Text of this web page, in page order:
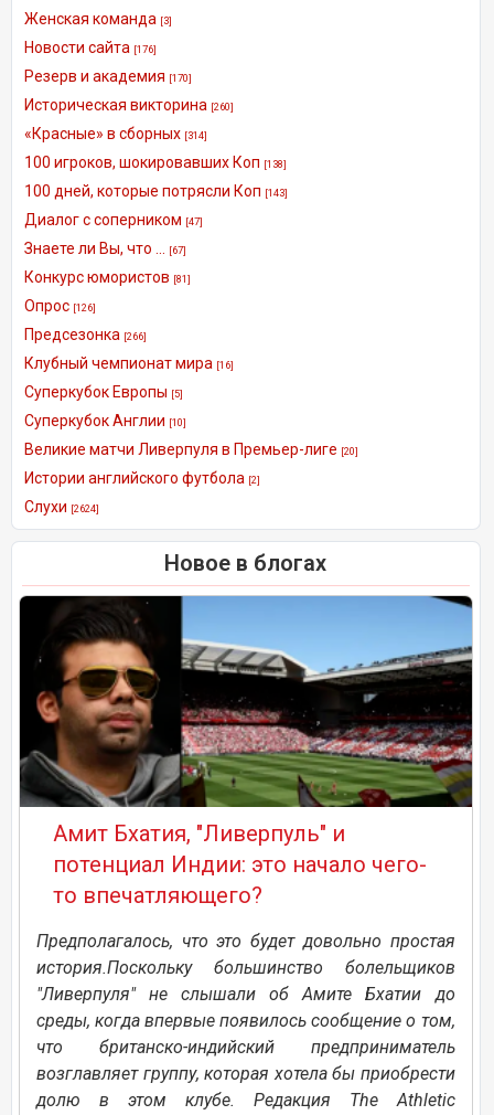
Женская команда [3]
Новости сайта [176]
Резерв и академия [170]
Историческая викторина [260]
«Красные» в сборных [314]
100 игроков, шокировавших Коп [138]
100 дней, которые потрясли Коп [143]
Диалог с соперником [47]
Знаете ли Вы, что ... [67]
Конкурс юмористов [81]
Опрос [126]
Предсезонка [266]
Клубный чемпионат мира [16]
Суперкубок Европы [5]
Суперкубок Англии [10]
Великие матчи Ливерпуля в Премьер-лиге [20]
Истории английского футбола [2]
Слухи [2624]
Новое в блогах
Амит Бхатия, "Ливерпуль" и
потенциал Индии: это начало чего-
то впечатляющего?
Предполагалось, что это будет довольно простая
история.Поскольку большинство болельщиков
"Ливерпуля" не слышали об Амите Бхатии до
среды, когда впервые появилось сообщение о том,
что британско-индийский предприниматель
возглавляет группу, которая хотела бы приобрести
долю в этом клубе. Редакция The Athletic